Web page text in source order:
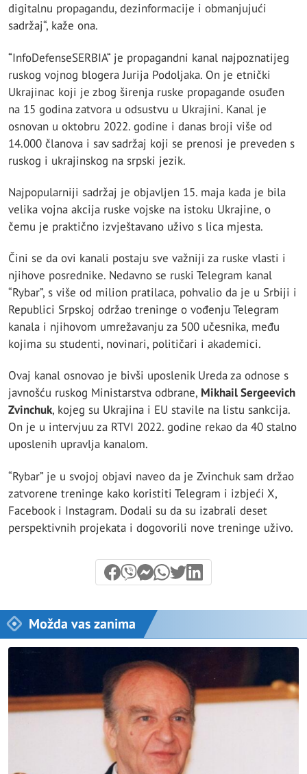
digitalnu propagandu, dezinformacije i obmanjujući
sadržaj“, kaže ona.
“InfoDefenseSERBIA“ je propagandni kanal najpoznatijeg
ruskog vojnog blogera Jurija Podoljaka. On je etnički
Ukrajinac koji je zbog širenja ruske propagande osuđen
na 15 godina zatvora u odsustvu u Ukrajini. Kanal je
osnovan u oktobru 2022. godine i danas broji više od
14.000 članova i sav sadržaj koji se prenosi je preveden s
ruskog i ukrajinskog na srpski jezik.
Najpopularniji sadržaj je objavljen 15. maja kada je bila
velika vojna akcija ruske vojske na istoku Ukrajine, o
čemu je praktično izvještavano uživo s lica mjesta.
Čini se da ovi kanali postaju sve važniji za ruske vlasti i
njihove posrednike. Nedavno se ruski Telegram kanal
“Rybar”, s više od milion pratilaca, pohvalio da je u Srbiji i
Republici Srpskoj održao treninge o vođenju Telegram
kanala i njihovom umrežavanju za 500 učesnika, među
kojima su studenti, novinari, političari i akademici.
Ovaj kanal osnovao je bivši uposlenik Ureda za odnose s
javnošću ruskog Ministarstva odbrane, Mikhail Sergeevich
Zvinchuk, kojeg su Ukrajina i EU stavile na listu sankcija.
On je u intervjuu za RTVI 2022. godine rekao da 40 stalno
uposlenih upravlja kanalom.
“Rybar” je u svojoj objavi naveo da je Zvinchuk sam držao
zatvorene treninge kako koristiti Telegram i izbjeći X,
Facebook i Instagram. Dodali su da su izabrali deset
perspektivnih projekata i dogovorili nove treninge uživo.
Možda vas zanima